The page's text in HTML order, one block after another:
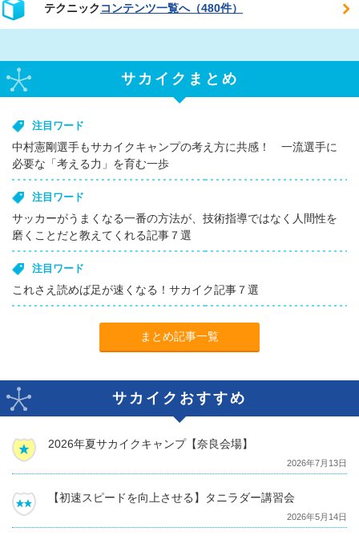
テクニック コンテンツ一覧へ（480件）
サカイクまとめ
注目ワード
中村憲剛選手もサカイクキャンプの考え方に共感！ 一流選手に
必要な「考える力」を育む一歩
注目ワード
サッカーがうまくなる一番の方法が、技術指導ではなく人間性を
磨くことだと教えてくれる記事７選
注目ワード
これさえ読めば足が速くなる！サカイク記事７選
まとめ記事一覧
サカイクおすすめ
2026年夏サカイクキャンプ【奈良会場】
2026年7月13日
【初速スピードを向上させる】タニラダー講習会
2026年5月14日